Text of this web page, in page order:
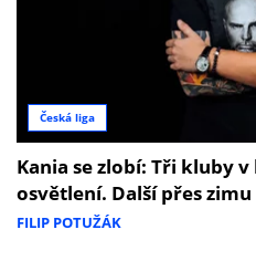
Česká liga
Kania se zlobí: Tři kluby
osvětlení. Další přes
FILIP POTUŽÁK